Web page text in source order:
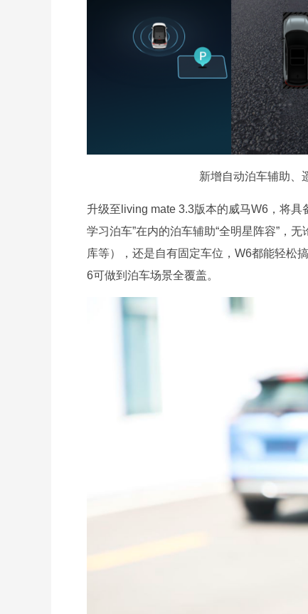
新增自动泊车辅助、
升级至living mate 3.3版本的威马W6，将具
学习泊车”在内的泊车辅助“全明星阵容”，
库等），还是自有固定车位，W6都能轻松
6可做到泊车场景全覆盖。